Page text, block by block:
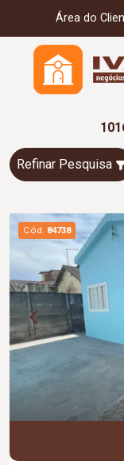
Área do
Refinar Pesquisa
Cód. 84738